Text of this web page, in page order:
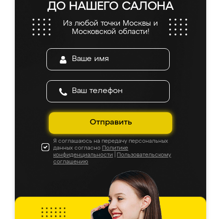
ДО НАШЕГО САЛОНА
Из любой точки Москвы и
Московской области!
Отправить
Я соглашаюсь на передачу персональных
данных согласно Политике
конфиденциальности
Пользовательскому
соглашению